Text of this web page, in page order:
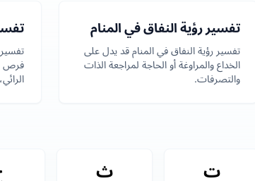
تفسير رؤية النفاق في المنام
تفسير رؤية النفاق في المنام قد يدل على
الخداع والمراوغة أو الحاجة لمراجعة الذات
والتصرفات.
فرص
ت ث